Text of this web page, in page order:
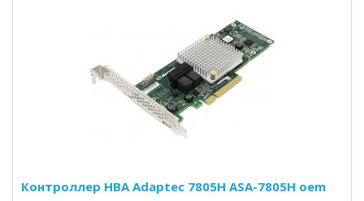
Контроллер HBA Adaptec 7805H ASA-7805H oem